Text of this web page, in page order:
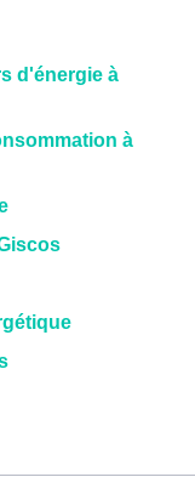
d'énergie à
à